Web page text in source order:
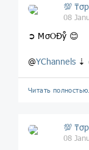
💯
08
➲ MσOĐẙ 😊
@YChannels ⇣
Читать
💯
08